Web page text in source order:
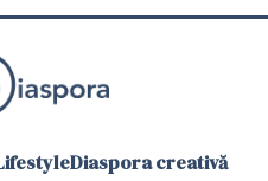
Diaspora creativă